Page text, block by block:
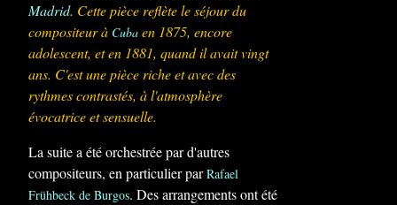
Madrid. Cette pièce reflète le séjour du
compositeur à Cuba en 1875, encore
adolescent, et en 1881, quand il avait vingt
ans. C'est une pièce riche et avec des
rythmes contrastés, à l'atmosphère
évocatrice et sensuelle.
La suite a été orchestrée par d'autres
compositeurs, en particulier parRafael
Frühbeck de Burgos. Des arrangements ont été